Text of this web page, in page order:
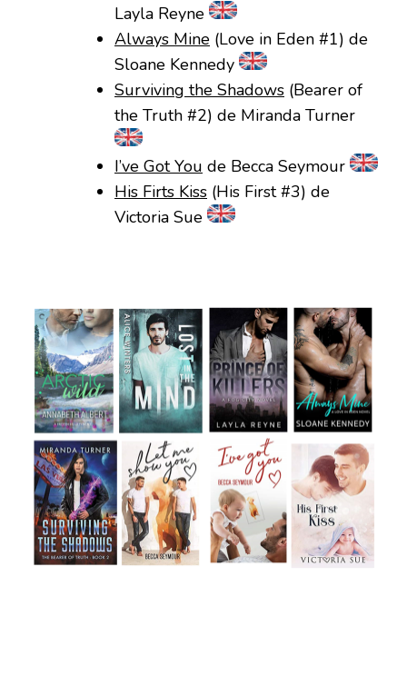
Layla Reyne
Always Mine (Love in Eden #1) de
Sloane Kennedy
Surviving the Shadows (Bearer of
the Truth #2) de Miranda Turner
I’ve Got You de Becca Seymour
His Firts Kiss (His First #3) de
Victoria Sue